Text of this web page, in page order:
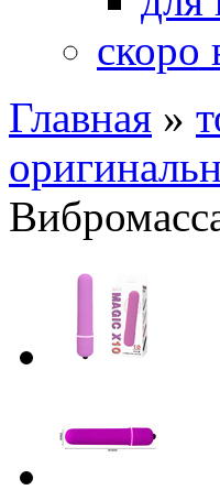
скоро
Главная »